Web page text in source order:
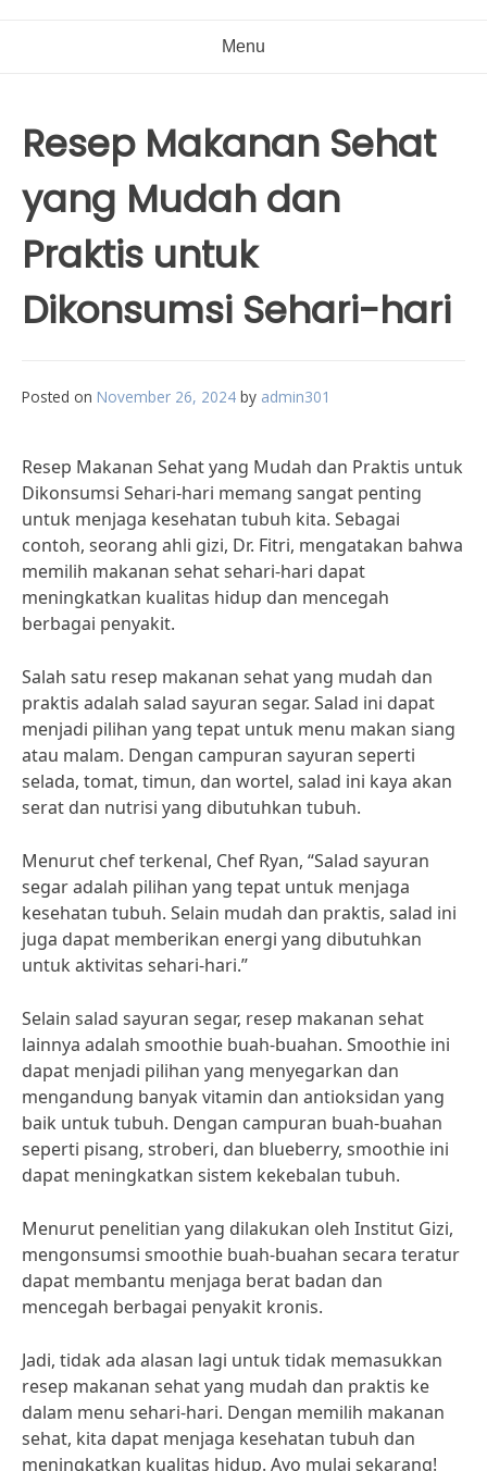
Menu
Resep Makanan Sehat
yang Mudah dan
Praktis untuk
Dikonsumsi Sehari-hari
Posted on November 26, 2024 by admin301
Resep Makanan Sehat yang Mudah dan Praktis untuk
Dikonsumsi Sehari-hari memang sangat penting
untuk menjaga kesehatan tubuh kita. Sebagai
contoh, seorang ahli gizi, Dr. Fitri, mengatakan bahwa
memilih makanan sehat sehari-hari dapat
meningkatkan kualitas hidup dan mencegah
berbagai penyakit.
Salah satu resep makanan sehat yang mudah dan
praktis adalah salad sayuran segar. Salad ini dapat
menjadi pilihan yang tepat untuk menu makan siang
atau malam. Dengan campuran sayuran seperti
selada, tomat, timun, dan wortel, salad ini kaya akan
serat dan nutrisi yang dibutuhkan tubuh.
Menurut chef terkenal, Chef Ryan, “Salad sayuran
segar adalah pilihan yang tepat untuk menjaga
kesehatan tubuh. Selain mudah dan praktis, salad ini
juga dapat memberikan energi yang dibutuhkan
untuk aktivitas sehari-hari.”
Selain salad sayuran segar, resep makanan sehat
lainnya adalah smoothie buah-buahan. Smoothie ini
dapat menjadi pilihan yang menyegarkan dan
mengandung banyak vitamin dan antioksidan yang
baik untuk tubuh. Dengan campuran buah-buahan
seperti pisang, stroberi, dan blueberry, smoothie ini
dapat meningkatkan sistem kekebalan tubuh.
Menurut penelitian yang dilakukan oleh Institut Gizi,
mengonsumsi smoothie buah-buahan secara teratur
dapat membantu menjaga berat badan dan
mencegah berbagai penyakit kronis.
Jadi, tidak ada alasan lagi untuk tidak memasukkan
resep makanan sehat yang mudah dan praktis ke
dalam menu sehari-hari. Dengan memilih makanan
sehat, kita dapat menjaga kesehatan tubuh dan
meningkatkan kualitas hidup. Ayo mulai sekarang!